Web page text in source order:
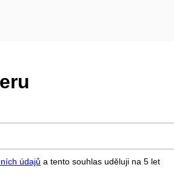
údajů a tento souhlas uděluji na 5 let